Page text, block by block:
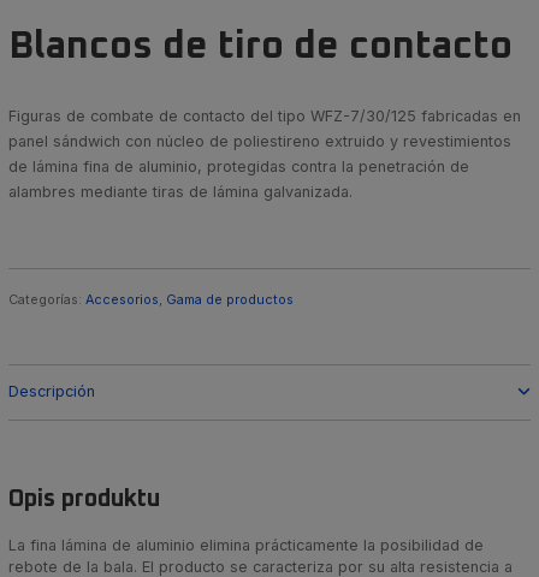
Blancos de tiro de contacto
Figuras de combate de contacto del tipo WFZ-7/30/125 fabricadas en
panel sándwich con núcleo de poliestireno extruido y revestimientos
de lámina fina de aluminio, protegidas contra la penetración de
alambres mediante tiras de lámina galvanizada.
Categorías: Accesorios Gama de productos
Descripción
Opis produktu
La fina lámina de aluminio elimina prácticamente la posibilidad de
rebote de la bala. El producto se caracteriza por su alta resistencia a